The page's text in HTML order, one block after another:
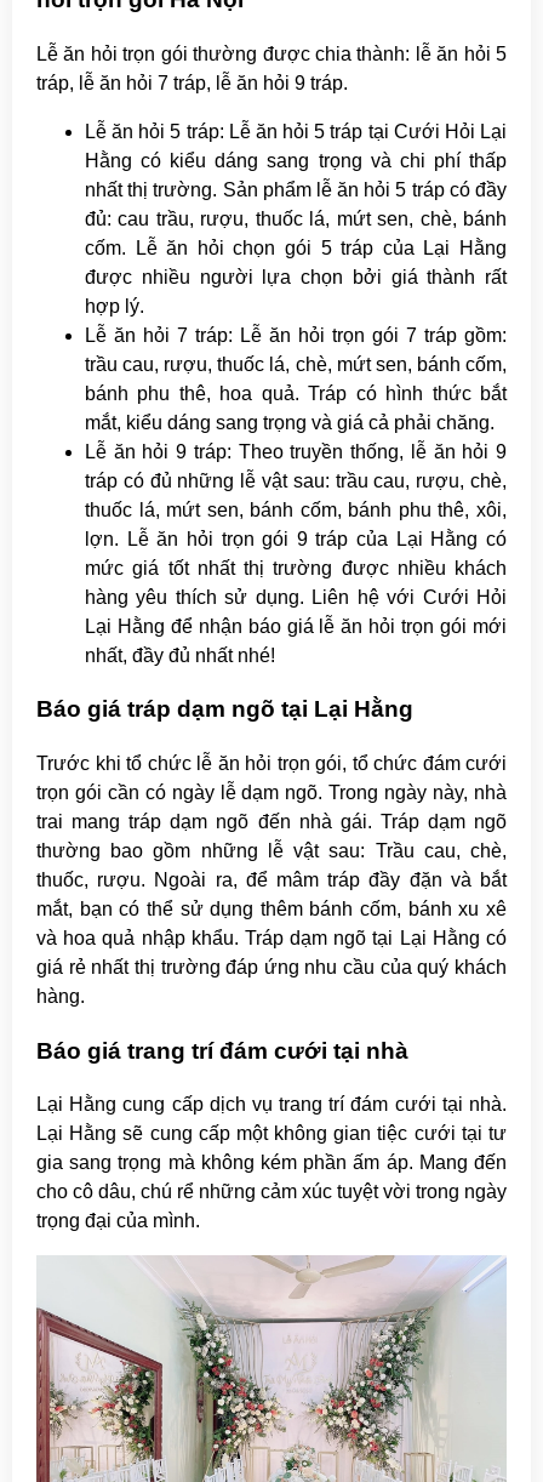
Lễ ăn hỏi trọn gói thường được chia thành: lễ ăn hỏi 5
tráp, lễ ăn hỏi 7 tráp, lễ ăn hỏi 9 tráp.
Lễ ăn hỏi 5 tráp: Lễ ăn hỏi 5 tráp tại Cưới Hỏi Lại
Hằng có kiểu dáng sang trọng và chi phí thấp
nhất thị trường. Sản phẩm lễ ăn hỏi 5 tráp có đầy
đủ: cau trầu, rượu, thuốc lá, mứt sen, chè, bánh
cốm. Lễ ăn hỏi chọn gói 5 tráp của Lại Hằng
được nhiều người lựa chọn bởi giá thành rất
hợp lý.
Lễ ăn hỏi 7 tráp: Lễ ăn hỏi trọn gói 7 tráp gồm:
trầu cau, rượu, thuốc lá, chè, mứt sen, bánh cốm,
bánh phu thê, hoa quả. Tráp có hình thức bắt
mắt, kiểu dáng sang trọng và giá cả phải chăng.
Lễ ăn hỏi 9 tráp: Theo truyền thống, lễ ăn hỏi 9
tráp có đủ những lễ vật sau: trầu cau, rượu, chè,
thuốc lá, mứt sen, bánh cốm, bánh phu thê, xôi,
lợn. Lễ ăn hỏi trọn gói 9 tráp của Lại Hằng có
mức giá tốt nhất thị trường được nhiều khách
hàng yêu thích sử dụng. Liên hệ với Cưới Hỏi
Lại Hằng để nhận báo giá lễ ăn hỏi trọn gói mới
nhất, đầy đủ nhất nhé!
Báo giá tráp dạm ngõ tại Lại Hằng
Trước khi tổ chức lễ ăn hỏi trọn gói, tổ chức đám cưới
trọn gói cần có ngày lễ dạm ngõ. Trong ngày này, nhà
trai mang tráp dạm ngõ đến nhà gái. Tráp dạm ngõ
thường bao gồm những lễ vật sau: Trầu cau, chè,
thuốc, rượu. Ngoài ra, để mâm tráp đầy đặn và bắt
mắt, bạn có thể sử dụng thêm bánh cốm, bánh xu xê
và hoa quả nhập khẩu. Tráp dạm ngõ tại Lại Hằng có
giá rẻ nhất thị trường đáp ứng nhu cầu của quý khách
hàng.
Báo giá trang trí đám cưới tại nhà
Lại Hằng cung cấp dịch vụ trang trí đám cưới tại nhà.
Lại Hằng sẽ cung cấp một không gian tiệc cưới tại tư
gia sang trọng mà không kém phần ấm áp. Mang đến
cho cô dâu, chú rể những cảm xúc tuyệt vời trong ngày
trọng đại của mình.